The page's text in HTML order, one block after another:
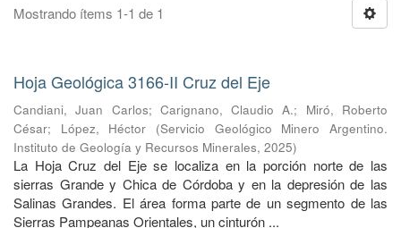
Mostrando ítems 1-1 de 1
Hoja Geológica 3166-II Cruz del Eje
Candiani, Juan Carlos; Carignano, Claudio A.; Miró, Roberto
César; López, Héctor (Servicio Geológico Minero Argentino.
Instituto de Geología y Recursos Minerales, 2025)
La Hoja Cruz del Eje se localiza en la porción norte de las
sierras Grande y Chica de Córdoba y en la depresión de las
Salinas Grandes. El área forma parte de un segmento de las
Sierras Pampeanas Orientales, un cinturón ...